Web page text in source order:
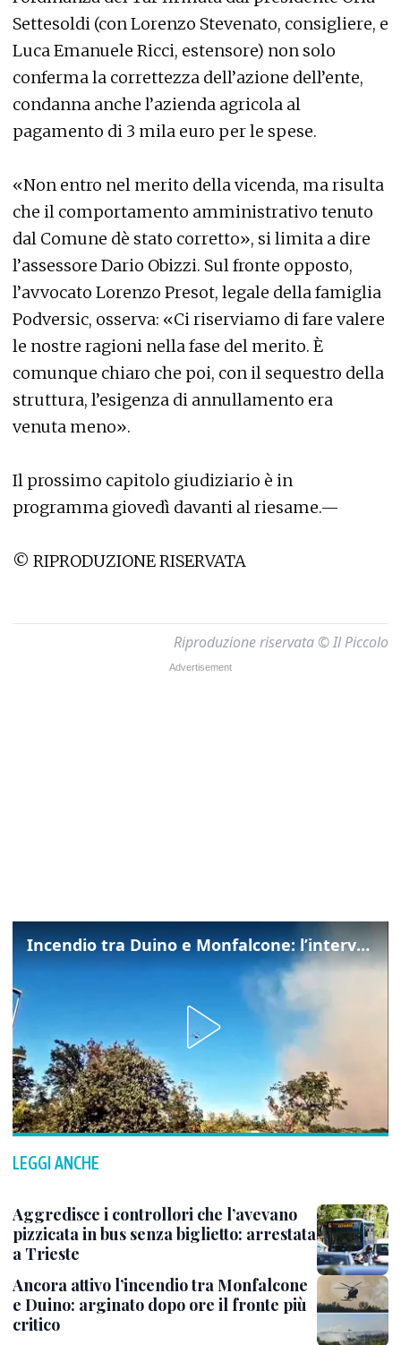
Settesoldi (con Lorenzo Stevenato, consigliere, e
Luca Emanuele Ricci, estensore) non solo
conferma la correttezza dell’azione dell’ente,
condanna anche l’azienda agricola al
pagamento di 3 mila euro per le spese.
«Non entro nel merito della vicenda, ma risulta
che il comportamento amministrativo tenuto
dal Comune dè stato corretto», si limita a dire
l’assessore Dario Obizzi. Sul fronte opposto,
l’avvocato Lorenzo Presot, legale della famiglia
Podversic, osserva: «Ci riserviamo di fare valere
le nostre ragioni nella fase del merito. È
comunque chiaro che poi, con il sequestro della
struttura, l’esigenza di annullamento era
venuta meno».
Il prossimo capitolo giudiziario è in
programma giovedì davanti al riesame.—
© RIPRODUZIONE RISERVATA
Riproduzione riservata © Il Piccolo
Incendio tra Duino e Monfalcone: l’intervento dei vigili del fuoco
LEGGI ANCHE
Aggredisce i controllori che l’avevano
pizzicata in bus senza biglietto: arrestata
a Trieste
Ancora attivo l’incendio tra Monfalcone
e Duino: arginato dopo ore il fronte più
critico